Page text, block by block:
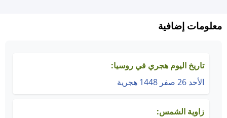
معلومات إضافية
تاريخ اليوم هجري في روسيا:
الأحد 26 صفر 1448 هجرية
زاوية الشمس: